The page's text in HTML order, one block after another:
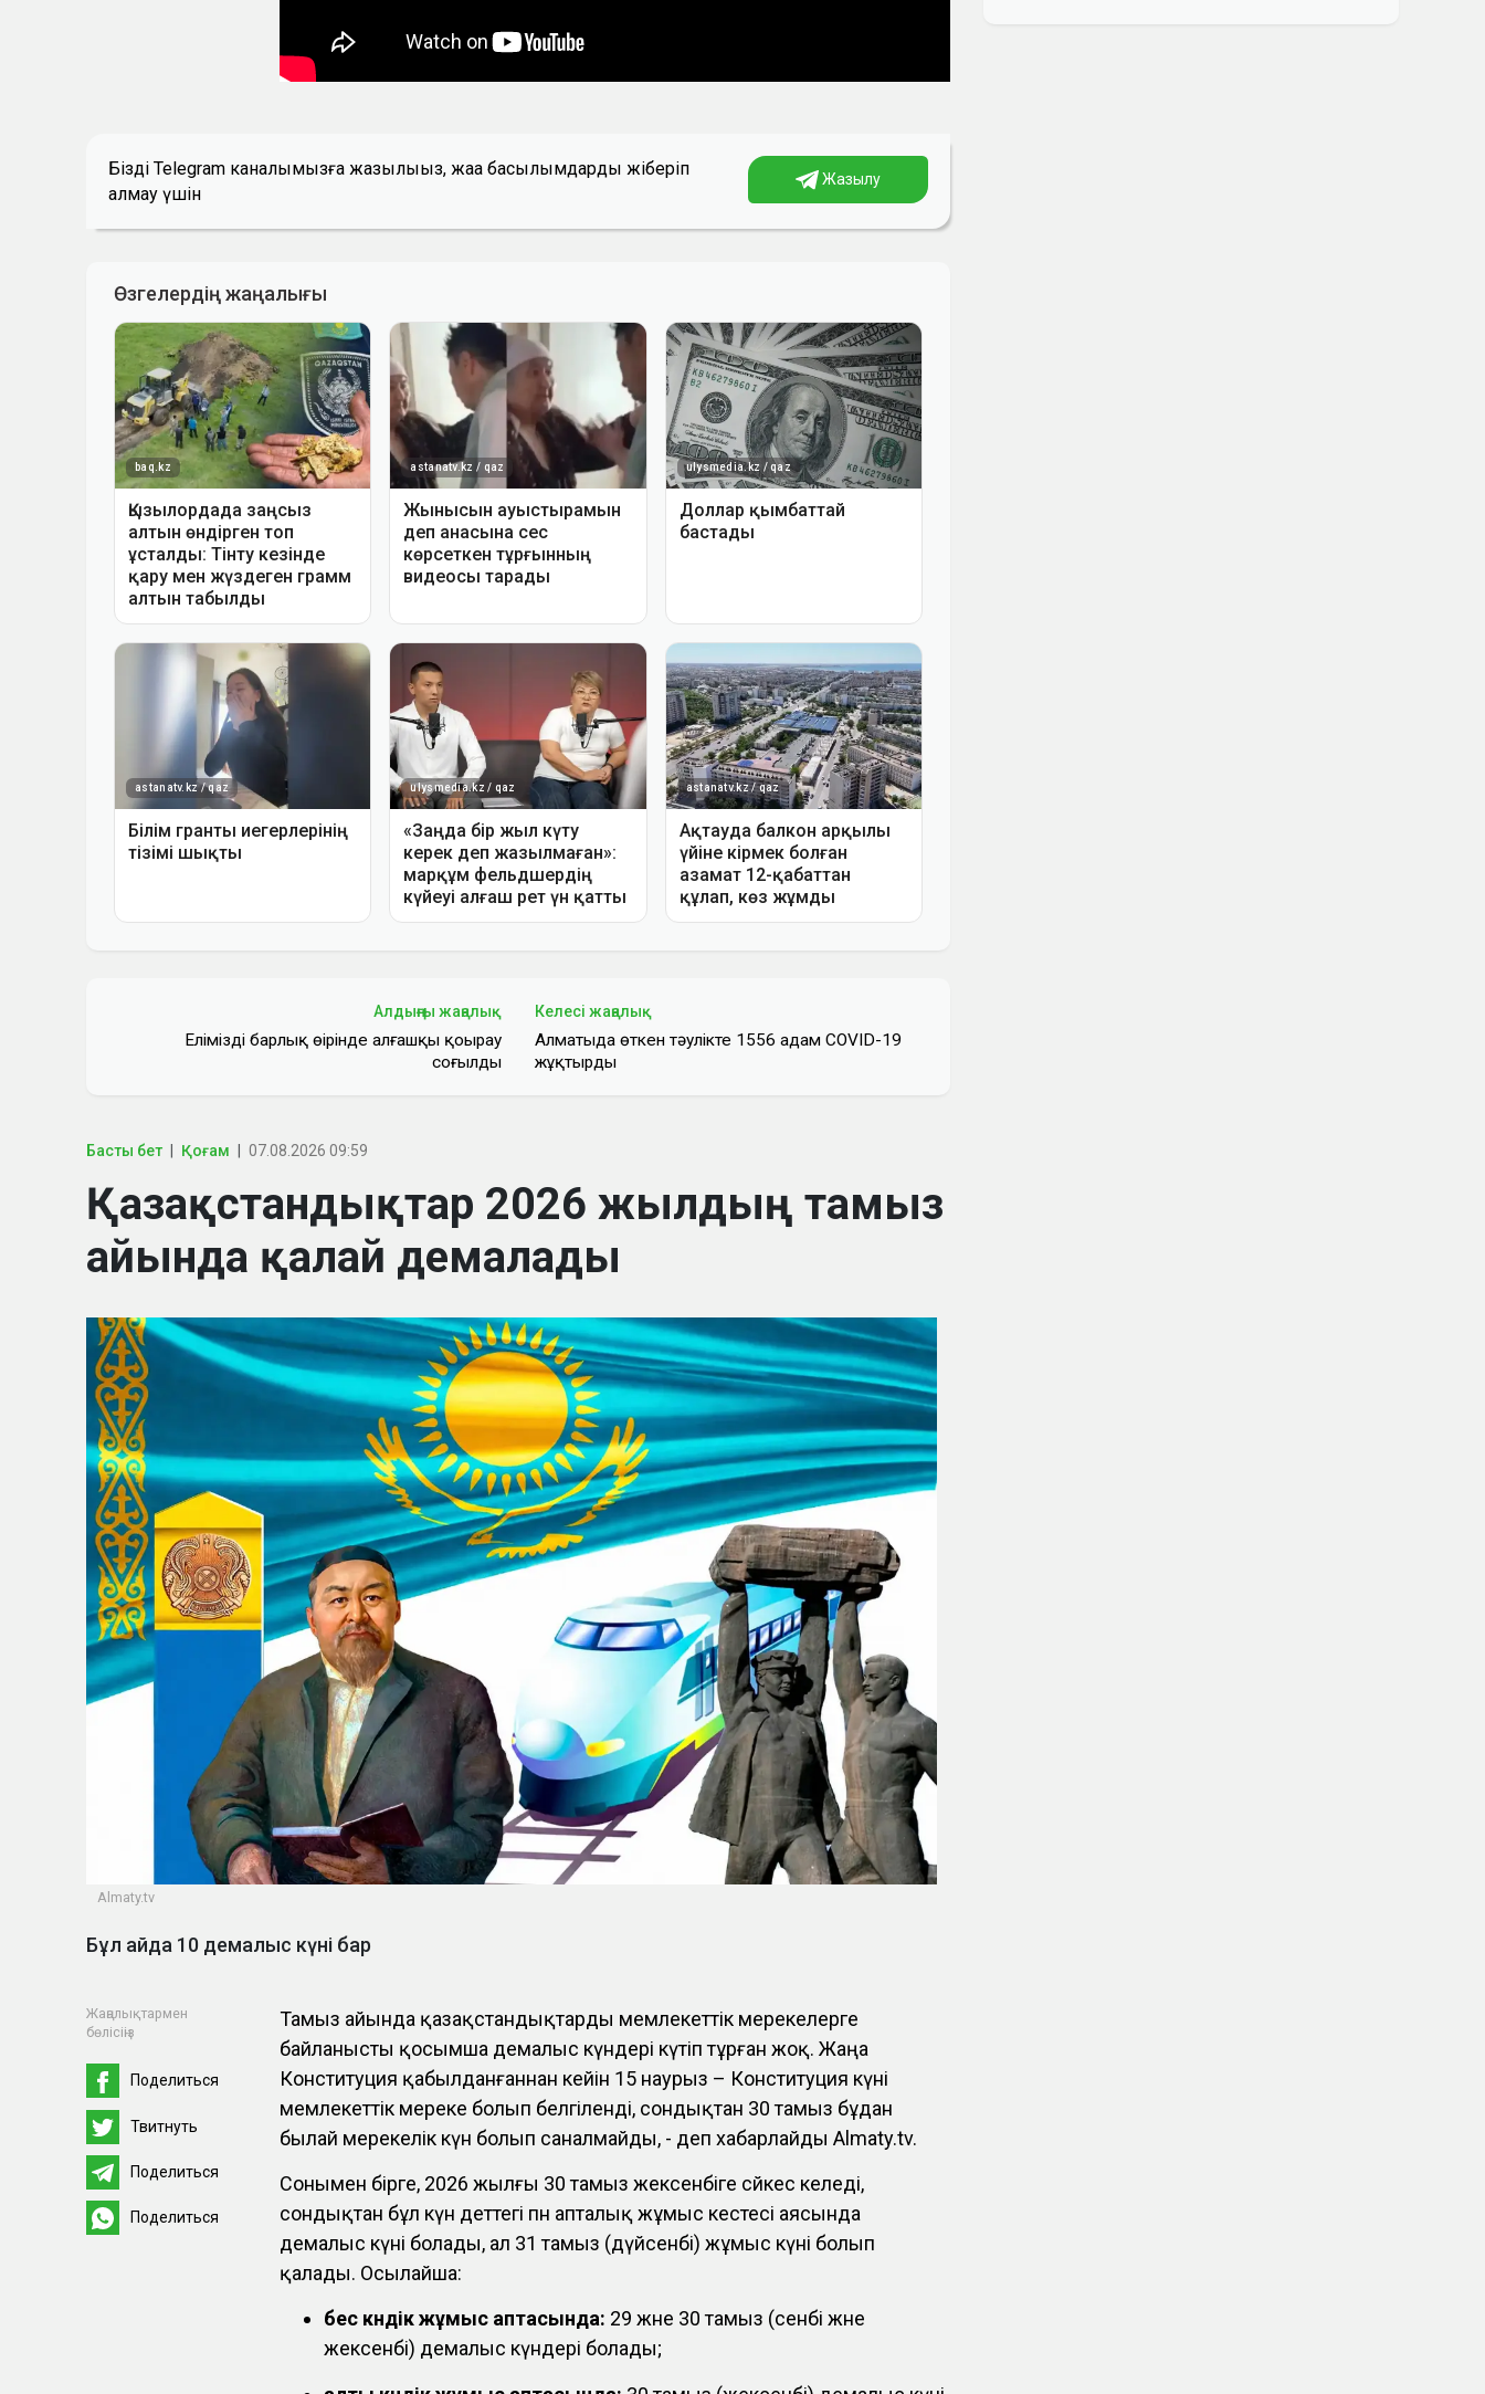
Біздің Telegram каналымызға жазылыңыз, жаңа басылымдарды жіберіп
алмау үшін
Жазылу
Алдыңғы жаңалық
Еліміздің барлық өңірінде алғашқы қоңырау
соғылды
Келесі жаңалық
Алматыда өткен тәулікте 1556 адам COVID-19
жұқтырды
Басты бет Қоғам 07.08.2026 09:59
Қазақстандықтар 2026 жылдың тамыз
айында қалай демалады
Almaty.tv
Бұл айда 10 демалыс күні бар
Жаңалықтармен
бөлісіңіз
Поделиться
Твитнуть
Поделиться
Поделиться
Тамыз айында қазақстандықтарды мемлекеттік мерекелерге
байланысты қосымша демалыс күндері күтіп тұрған жоқ. Жаңа
Конституция қабылданғаннан кейін 15 наурыз – Конституция күні
мемлекеттік мереке болып белгіленді, сондықтан 30 тамыз бұдан
былай мерекелік күн болып саналмайды, - деп хабарлайды Almaty.tv.
Сонымен бірге, 2026 жылғы 30 тамыз жексенбіге сәйкес келеді,
сондықтан бұл күн әдеттегі пән апталық жұмыс кестесі аясында
демалыс күні болады, ал 31 тамыз (дүйсенбі) жұмыс күні болып
қалады. Осылайша:
бес күндік жұмыс аптасында: 29 және 30 тамыз (сенбі және
жексенбі) демалыс күндері болады;